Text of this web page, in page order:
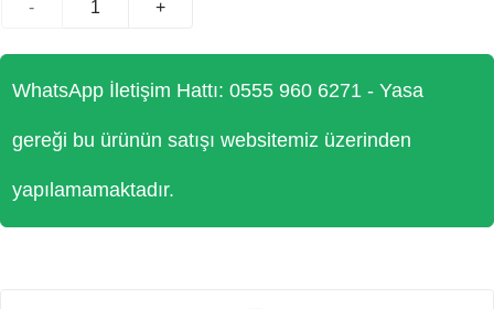
- +
WhatsApp İletişim Hattı: 0555 960 6271 - Yasa
gereği bu ürünün satışı websitemiz üzerinden
yapılamamaktadır.